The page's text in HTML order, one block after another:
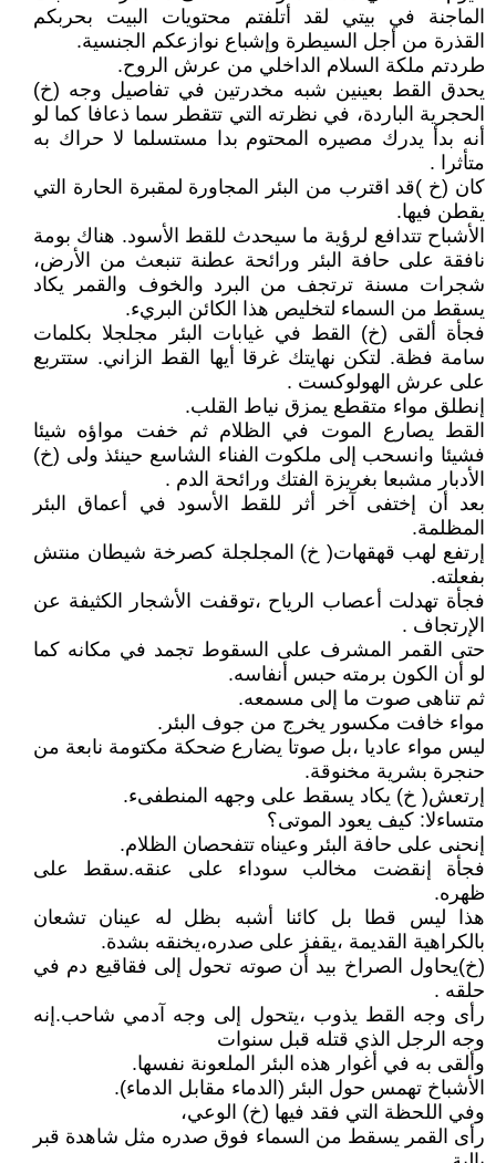
الماجنة في بيتي لقد أتلفتم محتويات البيت بحربكم
القذرة من أجل السيطرة وإشباع نوازعكم الجنسية.
طردتم ملكة السلام الداخلي من عرش الروح.
يحدق القط بعينين شبه مخدرتين في تفاصيل وجه (خ)
الحجرية الباردة، في نظرته التي تتقطر سما ذعافا كما لو
أنه بدأ يدرك مصيره المحتوم بدا مستسلما لا حراك به
متأثرا .
كان (خ )قد اقترب من البئر المجاورة لمقبرة الحارة التي
يقطن فيها.
الأشباح تتدافع لرؤية ما سيحدث للقط الأسود. هناك بومة
نافقة على حافة البئر ورائحة عطنة تنبعث من الأرض،
شجرات مسنة ترتجف من البرد والخوف والقمر يكاد
يسقط من السماء لتخليص هذا الكائن البريء.
فجأة ألقى (خ) القط في غيابات البئر مجلجلا بكلمات
سامة فظة. لتكن نهايتك غرقا أيها القط الزاني. ستتربع
على عرش الهولوكست .
إنطلق مواء متقطع يمزق نياط القلب.
القط يصارع الموت في الظلام ثم خفت مواؤه شيئا
فشيئا وانسحب إلى ملكوت الفناء الشاسع حينئذ ولى (خ)
الأدبار مشبعا بغريزة الفتك ورائحة الدم .
بعد أن إختفى آخر أثر للقط الأسود في أعماق البئر
المظلمة.
إرتفع لهب قهقهات( خ) المجلجلة كصرخة شيطان منتش
بفعلته.
فجأة تهدلت أعصاب الرياح ،توقفت الأشجار الكثيفة عن
الإرتجاف .
حتى القمر المشرف على السقوط تجمد في مكانه كما
لو أن الكون برمته حبس أنفاسه.
ثم تناهى صوت ما إلى مسمعه.
مواء خافت مكسور يخرج من جوف البئر.
ليس مواء عاديا ،بل صوتا يضارع ضحكة مكتومة نابعة من
حنجرة بشرية مخنوقة.
إرتعش( خ) يكاد يسقط على وجهه المنطفىء.
متساءلا: كيف يعود الموتى؟
إنحنى على حافة البئر وعيناه تتفحصان الظلام.
فجأة إنقضت مخالب سوداء على عنقه.سقط على
ظهره.
هذا ليس قطا بل كائنا أشبه بظل له عينان تشعان
بالكراهية القديمة ،يقفز على صدره،يخنقه بشدة.
(خ)يحاول الصراخ بيد أن صوته تحول إلى فقاقيع دم في
حلقه .
رأى وجه القط يذوب ،يتحول إلى وجه آدمي شاحب.إنه
وجه الرجل الذي قتله قبل سنوات
وألقى به في أغوار هذه البئر الملعونة نفسها.
الأشباخ تهمس حول البئر (الدماء مقابل الدماء).
وفي اللحظة التي فقد فيها (خ) الوعي،
رأى القمر يسقط من السماء فوق صدره مثل شاهدة قبر